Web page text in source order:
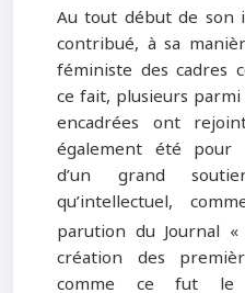
Au tout début de son
contribué, à sa
féministe des cadres
ce fait, plusieurs
encadrées ont
également été pour
d’un grand
qu’intellectuel,
parution du Journal
création des
comme ce fut le